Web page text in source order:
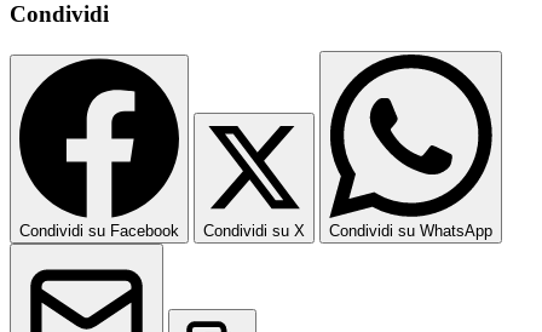
Condividi
Condividi su Facebook Condividi su X Condividi su WhatsApp